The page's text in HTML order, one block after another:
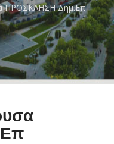
ΠΡΟΣΚΛΗΣΗ Δημ.Επ